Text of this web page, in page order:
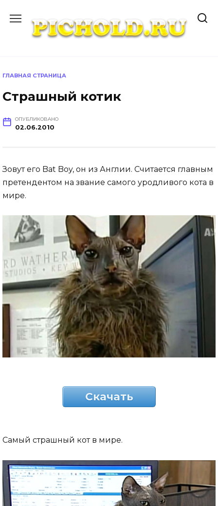
содержанию
ГЛАВНАЯ СТРАНИЦА
Страшный котик
ОПУБЛИКОВАНО
02.06.2010
Зовут его Bat Boy, он из Англии. Считается главным
претендентом на звание самого уродливого кота в
мире.
Скачать
Самый страшный кот в мире.